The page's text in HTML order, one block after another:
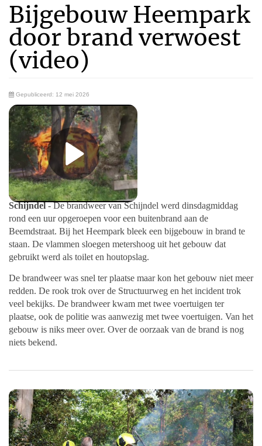
Bijgebouw Heempark
door brand verwoest
(video)
Gepubliceerd: 12 mei 2026
Schijndel- De brandweer van Schijndel werd dinsdagmiddag
rond een uur opgeroepen voor een buitenbrand aan de
Beemdstraat. Bij het Heempark bleek een bijgebouw in brand te
staan. De vlammen sloegen metershoog uit het gebouw dat
gebruikt werd als toilet en houtopslag.
De brandweer was snel ter plaatse maar kon het gebouw niet meer
redden. De rook trok over de Structuurweg en het incident trok
veel bekijks. De brandweer kwam met twee voertuigen ter
plaatse, ook de politie was aanwezig met twee voertuigen. Van het
gebouw is niks meer over. Over de oorzaak van de brand is nog
niets bekend.